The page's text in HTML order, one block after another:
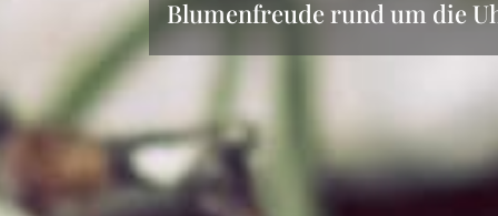
Blumenfreude rund um die